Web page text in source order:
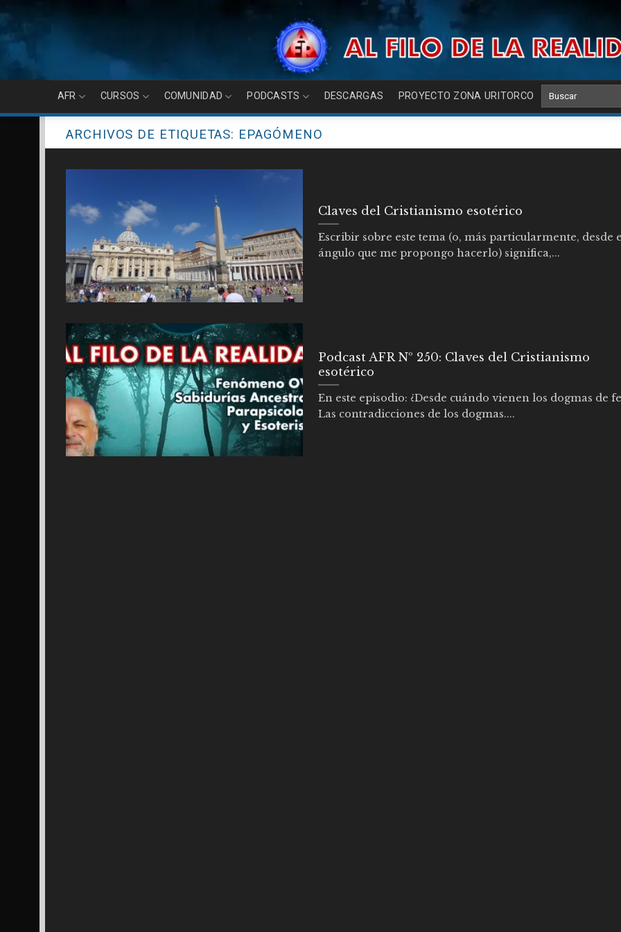
content
AFR CURSOS COMUNIDAD PODCASTS DESCARGAS PROYECTO ZONA URITORCO
ARCHIVOS DE ETIQUETAS: EPAGÓMENO
Claves del Cristianismo esotérico
Escribir sobre este tema (o, más particularmente, desde
ángulo que me propongo hacerlo) significa,...
Podcast AFR Nº 250: Claves del Cristianismo
esotérico
En este episodio: ¿Desde cuándo vienen los dogmas de
Las contradicciones de los dogmas....